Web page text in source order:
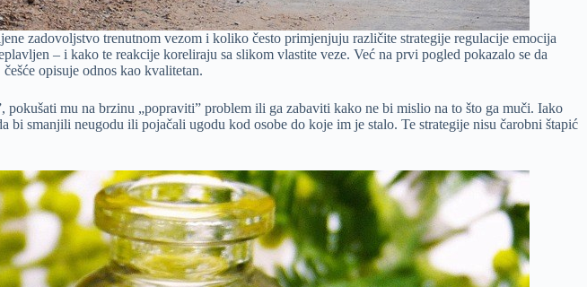
zadovoljstvo trenutnom vezom i koliko često primjenjuju različite strategije regulacije emocija
– i kako te reakcije koreliraju sa slikom vlastite veze. Već na prvi pogled pokazalo se da
opisuje odnos kao kvalitetan.
mu na brzinu „popraviti” problem ili ga zabaviti kako ne bi mislio na to što ga muči. Iako
smanjili neugodu ili pojačali ugodu kod osobe do koje im je stalo. Te strategije nisu čarobni štapić